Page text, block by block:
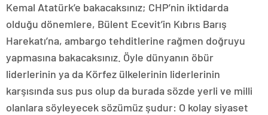
Kemal Atatürk’e bakacaksınız; CHP’nin iktidarda
olduğu dönemlere, Bülent Ecevit’in Kıbrıs Barış
Harekatı’na, ambargo tehditlerine rağmen doğruyu
yapmasına bakacaksınız. Öyle dünyanın öbür
liderlerinin ya da Körfez ülkelerinin liderlerinin
karşısında sus pus olup da burada sözde yerli ve milli
olanlara söyleyecek sözümüz şudur: O kolay siyaset